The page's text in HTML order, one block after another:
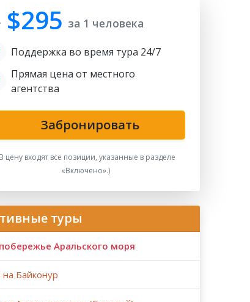
$295 за 1 человека
Поддержка во время тура 24/7
Прямая цена от местного
агентства
Забронировать
цену входят все позиции, указанные в разделе
«Включено».)
туры
Аральского моря
на Байконур